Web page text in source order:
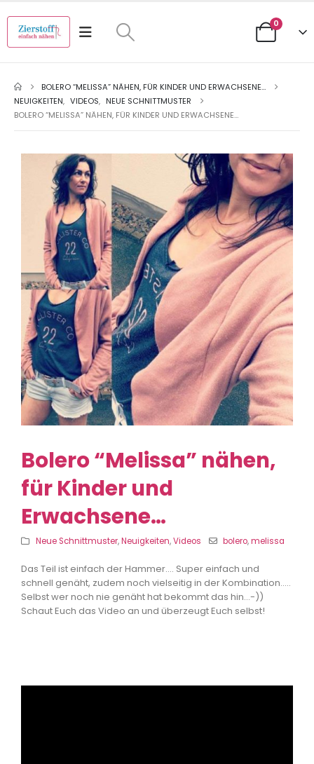
0
BOLERO “MELISSA” NÄHEN, FÜR KINDER UND ERWACHSENE…
NEUIGKEITEN, VIDEOS, NEUE SCHNITTMUSTER
BOLERO “MELISSA” NÄHEN, FÜR KINDER UND ERWACHSENE…
Bolero “Melissa” nähen,
für Kinder und
Erwachsene…
Neue Schnittmuster,Neuigkeiten,Videos bolero,melissa
Das Teil ist einfach der Hammer…. Super einfach und
schnell genäht, zudem noch vielseitig in der Kombination…..
Selbst wer noch nie genäht hat bekommt das hin…-))
Schaut Euch das Video an und überzeugt Euch selbst!